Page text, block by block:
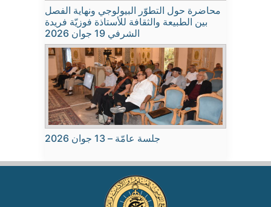
محاضرة حول التطوّر البيولوجي ونهاية الفصل
بين الطبيعة والثقافة للأستاذة فوزيّة فريدة
الشرفي 19 جوان 2026
جلسة عامّة – 13 جوان 2026